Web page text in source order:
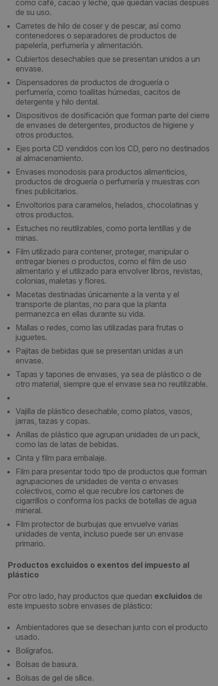
como café, cacao y leche, que quedan vacías después
de su uso.
Carretes de hilo de coser y de pescar, así como
contenedores o separadores de productos de
papelería, perfumería y alimentación.
Cubiertos desechables que se presentan unidos a un
envase.
Dispensadores de productos de droguería o
perfumería, como toallitas húmedas, cacitos de
detergente y hilo dental.
Dispositivos de dosificación que forman parte del cierre
de envases de detergentes, productos de higiene y
otros productos.
Ejes porta CD vendidos con los CD, pero no destinados
al almacenamiento.
Envases monodosis para productos alimenticios,
productos de droguería o perfumería y muestras con
fines publicitarios.
Envoltorios para caramelos, helados, chocolatinas y
otros productos.
Estuches no reutilizables, como porta lentillas y de
minas.
Film utilizado para contener, proteger, manipular o
entregar bienes o productos, como el film de uso
alimentario y el utilizado para envolver libros, revistas,
colonias, maletas y flores.
Macetas destinadas únicamente a la venta y el
transporte de plantas, no para que la planta
permanezca en ellas durante su vida.
Mallas o redes, como las utilizadas para frutas o
juguetes.
Pajitas de bebidas que se presentan unidas a un
envase.
Tapas y tapones de envases, ya sea de plástico o de
otro material, siempre que el envase sea no reutilizable.
Vajilla de plástico desechable, como platos, vasos,
jarras, tazas y copas.
Anillas de plástico que agrupan unidades de un pack,
como las de latas de bebidas.
Cinta y film para embalaje.
Film para presentar todo tipo de productos que forman
agrupaciones de unidades de venta o envases
colectivos, como el que recubre los cartones de
cigarrillos o conforma los packs de botellas de agua
mineral.
Film protector de burbujas que envuelve varias
unidades de venta, incluso puede ser un envase
primario.
Productos excluidos o exentos del impuesto al
plástico
Por otro lado, hay productos que quedan excluidos de
este impuesto sobre envases de plástico:
Ambientadores que se desechan junto con el producto
usado.
Bolígrafos.
Bolsas de basura.
Bolsas de gel de sílice.